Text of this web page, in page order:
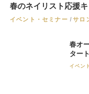
春のネイリスト応援
イベント・セミナー サロ
春オ
ター
イベン